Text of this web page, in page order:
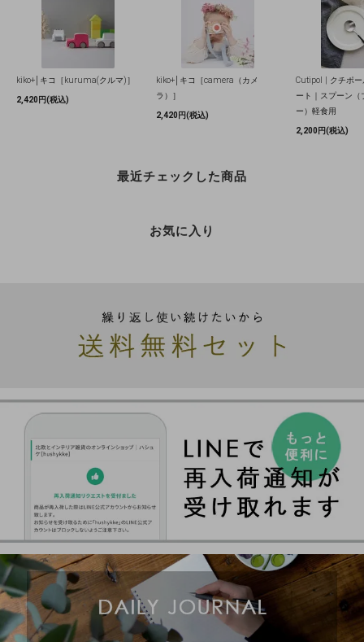
kiko+│キコ［kuruma(クルマ)］
2,420円(税込)
kiko+│キコ［camera（カメ
ラ）］
2,420円(税込)
Cutipol | クチポー
ート｜スプーン（
ー）軽食用
2,200円(税込)
最近チェックした商品
お気に入り